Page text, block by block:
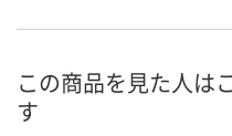
この商品を見た人は
す